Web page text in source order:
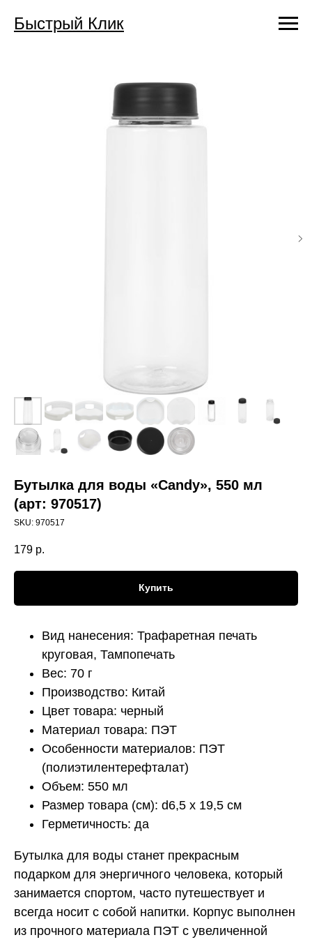
Быстрый Клик
Бутылка для воды «Candy», 550 мл
(арт: 970517)
SKU: 970517
179 р.
Купить
Вид нанесения: Трафаретная печать
круговая, Тампопечать
Вес: 70 г
Производство: Китай
Цвет товара: черный
Материал товара: ПЭТ
Особенности материалов: ПЭТ
(полиэтилентерефталат)
Объем: 550 мл
Размер товара (см): d6,5 х 19,5 см
Герметичность: да
Бутылка для воды станет прекрасным
подарком для энергичного человека, который
занимается спортом, часто путешествует и
всегда носит с собой напитки. Корпус выполнен
из прочного материала ПЭТ с увеличенной